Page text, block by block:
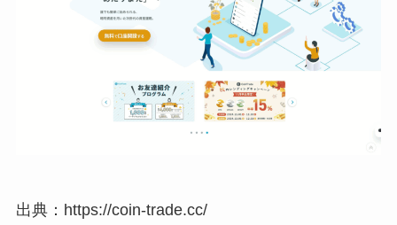
出典：https://coin-trade.cc/